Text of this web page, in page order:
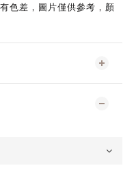
色差，圖片僅供參考，顏